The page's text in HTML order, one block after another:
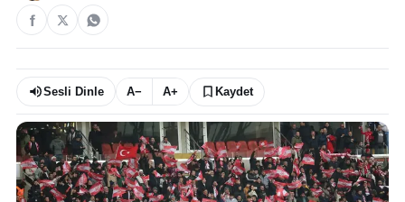
Sesli Dinle A− A+ Kaydet